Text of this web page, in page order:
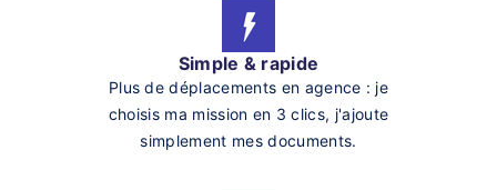
Simple & rapide
Plus de déplacements en agence : je
choisis ma mission en 3 clics, j'ajoute
simplement mes documents.